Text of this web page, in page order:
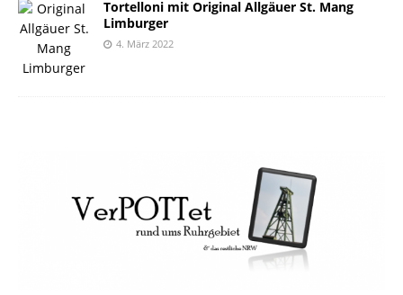
Tortelloni mit Original Allgäuer St. Mang
Limburger
4. März 2022